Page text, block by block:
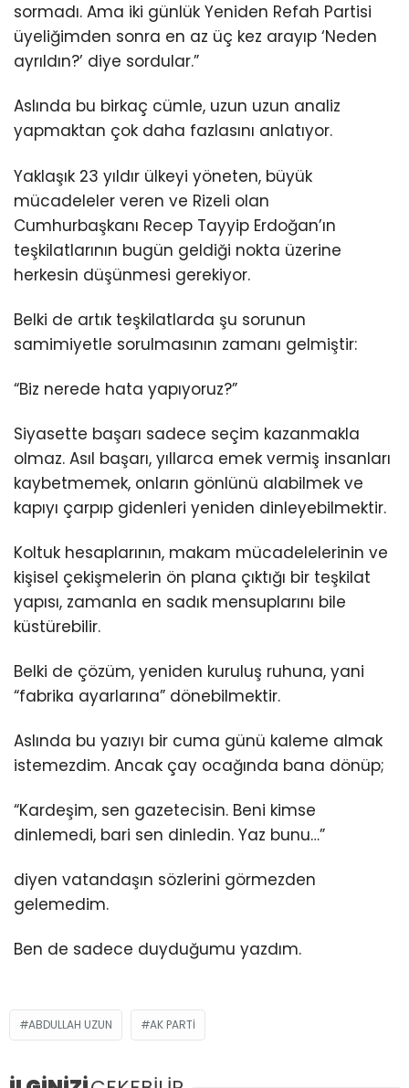
sormadı. Ama iki günlük Yeniden Refah Partisi
üyeliğimden sonra en az üç kez arayıp ‘Neden
ayrıldın?’ diye sordular.”
Aslında bu birkaç cümle, uzun uzun analiz
yapmaktan çok daha fazlasını anlatıyor.
Yaklaşık 23 yıldır ülkeyi yöneten, büyük
mücadeleler veren ve Rizeli olan
Cumhurbaşkanı Recep Tayyip Erdoğan’ın
teşkilatlarının bugün geldiği nokta üzerine
herkesin düşünmesi gerekiyor.
Belki de artık teşkilatlarda şu sorunun
samimiyetle sorulmasının zamanı gelmiştir:
“Biz nerede hata yapıyoruz?”
Siyasette başarı sadece seçim kazanmakla
olmaz. Asıl başarı, yıllarca emek vermiş insanları
kaybetmemek, onların gönlünü alabilmek ve
kapıyı çarpıp gidenleri yeniden dinleyebilmektir.
Koltuk hesaplarının, makam mücadelelerinin ve
kişisel çekişmelerin ön plana çıktığı bir teşkilat
yapısı, zamanla en sadık mensuplarını bile
küstürebilir.
Belki de çözüm, yeniden kuruluş ruhuna, yani
“fabrika ayarlarına” dönebilmektir.
Aslında bu yazıyı bir cuma günü kaleme almak
istemezdim. Ancak çay ocağında bana dönüp;
“Kardeşim, sen gazetecisin. Beni kimse
dinlemedi, bari sen dinledin. Yaz bunu…”
diyen vatandaşın sözlerini görmezden
gelemedim.
Ben de sadece duyduğumu yazdım.
ABDULLAH UZUN AK PARTI